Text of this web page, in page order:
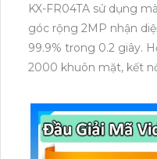
KX-FR04TA sử dụng
góc rộng 2MP nhận
99.9% trong 0.2 giây.
2000 khuôn mặt, kết